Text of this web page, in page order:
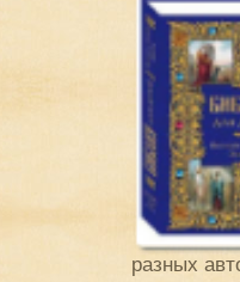
разных